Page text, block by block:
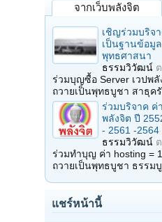
จากเว็บพลังจิต
เชิญร่วมบริจ
เป็นฐานข้อมูล
พุทธศาสนา
ธรรมวิวัฒน์
ร่วมบุญซื้อ Server เวปพลั
ถวายเป็นพุทธบูชา สาธุค
ร่วมบริจาค ค่
พลังจิต ปี
- 2561 -2564
ธรรมวิวัฒน์
ร่วมทำบุญ ค่า hosting =
ถวายเป็นพุทธบูชา ธรร
แชร์หน้านี้